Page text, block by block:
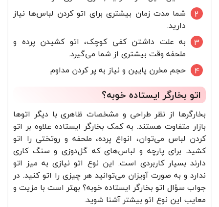
شما مدت زمان بیشتری برای اتو کردن لباس‌ها نیاز
دارید.
به علت داشتن کفی کوچک، اتو کشیدن پرده و
ملحفه وقت بیشتری از شما می‌گیرد.
حجم مخرن پایین و نیاز به پر کردن مداوم
اتو بخارگر ایستاده خوبه؟
بخارگرها از نظر طراحی و مشخصات ظاهری با دیگر اتوها
بازار متفاوت هستند. به کمک بخارگر ایستاده علاوه بر اتو
کردن لباس می‌توان، انواع پرده، ملحفه و روتختی را اتو
کشید. برای پارچه و لباس‌های که گل‌دوزی و سنگ کاری
دارند بسیار کاربردی است. این نوع اتو نیازی به میز اتو
ندارد و به صورت آویزان می‌توانید هر چیزی را اتو کنید. در
جواب سؤال اتو بخارگر ایستاده خوبه؟ بهتر است با مزیت و
معایب این نوع اتو بیشتر آشنا شوید.